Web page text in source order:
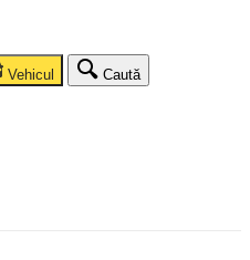
Vehicul Caută